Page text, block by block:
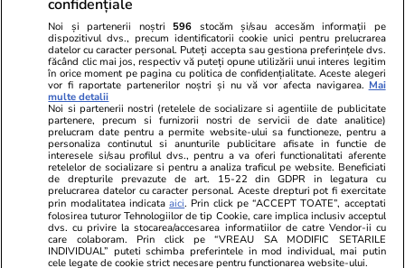
Horoscop 27 iul.
Luna plină din 29 iulie deschide un nou capitol.
Este momentul astral care îți poate schimba
direcția vieții
confidențiale
Noi și partenerii noștri 596 stocăm și/sau accesăm informații pe
dispozitivul dvs., precum identificatorii cookie unici pentru prelucrarea
datelor cu caracter personal. Puteți accepta sau gestiona preferințele dvs.
făcând clic mai jos, respectiv vă puteți opune utilizării unui interes legitim
în orice moment pe pagina cu politica de confidențialitate. Aceste alegeri
vor fi raportate partenerilor noștri și nu vă vor afecta navigarea. Mai
multe detalii
Noi si partenerii nostri (retelele de socializare si agentiile de publicitate
partenere, precum si furnizorii nostri de servicii de date analitice)
prelucram date pentru a permite website-ului sa functioneze, pentru a
personaliza continutul si anunturile publicitare afisate in functie de
interesele si/sau profilul dvs., pentru a va oferi functionalitati aferente
retelelor de socializare si pentru a analiza traficul pe website. Beneficiati
de drepturile prevazute de art. 15-22 din GDPR in legatura cu
prelucrarea datelor cu caracter personal. Aceste drepturi pot fi exercitate
prin modalitatea indicataaici. Prin click pe “ACCEPT TOATE”, acceptati
folosirea tuturor Tehnologiilor de tip Cookie, care implica inclusiv acceptul
dvs. cu privire la stocarea/accesarea informatiilor de catre Vendor-ii cu
care colaboram. Prin click pe “VREAU SA MODIFIC SETARILE
INDIVIDUAL” puteti schimba preferintele in mod individual, mai putin
cele legate de cookie strict necesare pentru functionarea website-ului.